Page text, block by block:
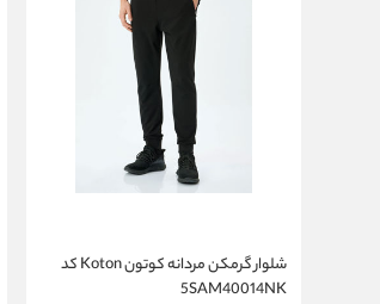
شلوار گرمکن مردانه کوتون Koton کد
5SAM40014NK